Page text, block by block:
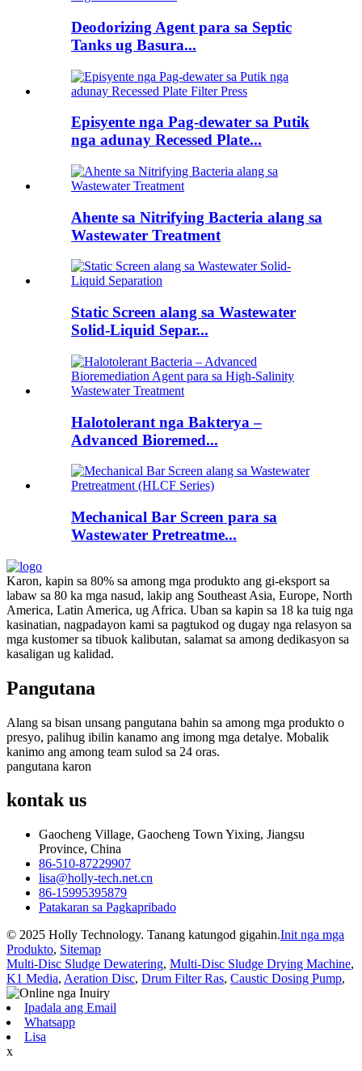
Deodorizing Agent para sa Septic
Tanks ug Basura...
Episyente nga Pag-dewater sa Putik
nga adunay Recessed Plate...
Ahente sa Nitrifying Bacteria alang sa
Wastewater Treatment
Static Screen alang sa Wastewater
Solid-Liquid Separ...
Halotolerant nga Bakterya –
Advanced Bioremed...
Mechanical Bar Screen para sa
Wastewater Pretreatme...
Karon, kapin sa 80% sa among mga produkto ang gi-eksport sa
labaw sa 80 ka mga nasud, lakip ang Southeast Asia, Europe, North
America, Latin America, ug Africa. Uban sa kapin sa 18 ka tuig nga
kasinatian, nagpadayon kami sa pagtukod og dugay nga relasyon sa
mga kustomer sa tibuok kalibutan, salamat sa among dedikasyon sa
kasaligan ug kalidad.
Pangutana
Alang sa bisan unsang pangutana bahin sa among mga produkto o
presyo, palihug ibilin kanamo ang imong mga detalye. Mobalik
kanimo ang among team sulod sa 24 oras.
pangutana karon
kontakus
Gaocheng Village, Gaocheng Town Yixing, Jiangsu
Province, China
86-510-87229907
lisa@holly-tech.net.cn
86-15995395879
Patakaran sa Pagkapribado
© 2025 Holly Technology. Tanang katungod gigahin.Init nga mga
Produkto, Sitemap
Multi-Disc Sludge Dewatering, Multi-Disc Sludge Drying Machine,
K1 Media, Aeration Disc, Drum Filter Ras, Caustic Dosing Pump,
Ipadala ang Email
Whatsapp
Lisa
x